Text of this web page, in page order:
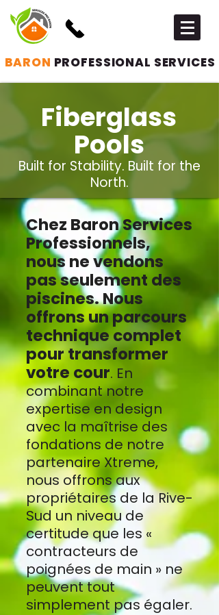
BARON PROFESSIONAL SERVICES
Fiberglass
Pools
Built for Stability. Built for the
North.
Chez Baron Services
Professionnels,
nous ne vendons
pas seulement des
piscines. Nous
offrons un parcours
technique complet
pour transformer
votre cour. En
combinant notre
expertise en design
avec la maîtrise des
fondations de notre
partenaire Xtreme,
nous offrons aux
propriétaires de la Rive-
Sud un niveau de
certitude que les «
contracteurs de
poignées de main » ne
peuvent tout
simplement pas égaler.